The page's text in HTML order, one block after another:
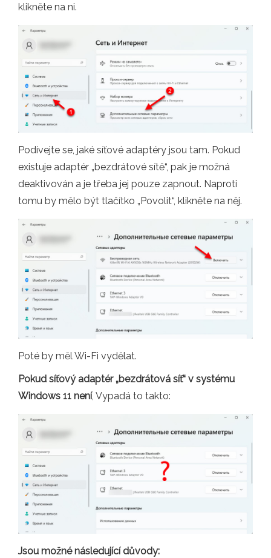
klikněte na ni.
Podívejte se, jaké síťové adaptéry jsou tam. Pokud
existuje adaptér „bezdrátové sítě“, pak je možná
deaktivován a je třeba jej pouze zapnout. Naproti
tomu by mělo být tlačítko „Povolit“, klikněte na něj.
Poté by měl Wi-Fi vydělat.
Pokud síťový adaptér „bezdrátová síť“ v systému
Windows 11 není, Vypadá to takto:
Jsou možné následující důvody: